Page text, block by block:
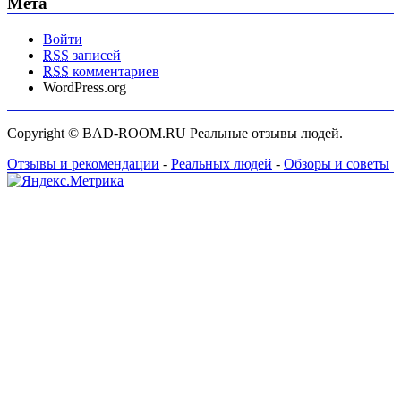
Войти
RSS записей
RSS комментариев
WordPress.org
Copyright © BAD-ROOM.RU Реальные отзывы людей.
Отзывы и рекомендации - Реальных людей - Обзоры и советы